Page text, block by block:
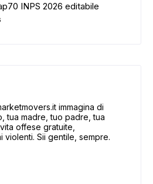
INPS 2026 editabile
immagina di
tua madre, tuo padre, tua
offese gratuite,
violenti. Sii gentile, sempre.